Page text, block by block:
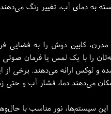
کابین دوش را به فضایی
را با یک لمس یا فرمان صوتی
لوکس ارائه می‌دهند. برخی از
می‌دهند دما، فشار آب و حتی